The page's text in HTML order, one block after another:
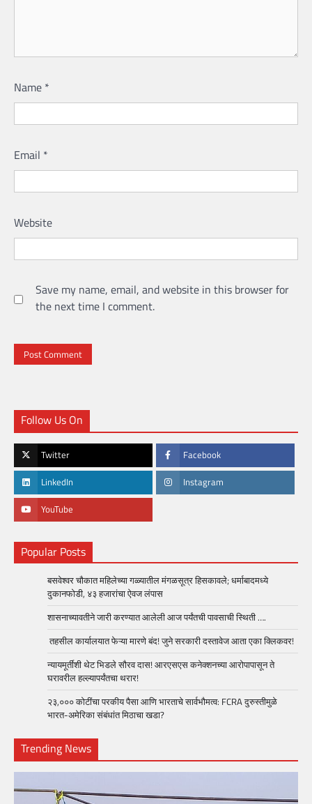
Name *
Email *
Website
Save my name, email, and website in this browser for
the next time I comment.
Follow Us On
Twitter Facebook
LinkedIn Instagram
YouTube
Popular Posts
बसवेश्वर चौकात महिलेच्या गळ्यातील मंगळसूत्र हिसकावले; धर्माबादमध्ये
दुकानफोडी, ४३ हजारांचा ऐवज लंपास
शासनाच्यावतीने जारी करण्यात आलेली आज पर्यंतची पावसाची स्थिती ….
तहसील कार्यालयात फेऱ्या मारणे बंद! जुने सरकारी दस्तावेज आता एका क्लिकवर!
न्यायमूर्तींशी थेट भिडले सौरव दास! आरएसएस कनेक्शनच्या आरोपापासून ते
घरावरील हल्ल्यापर्यंतचा थरार!
२३,००० कोटींचा परकीय पैसा आणि भारताचे सार्वभौमत्व: FCRA दुरुस्तीमुळे
भारत-अमेरिका संबंधांत मिठाचा खडा?
Trending News